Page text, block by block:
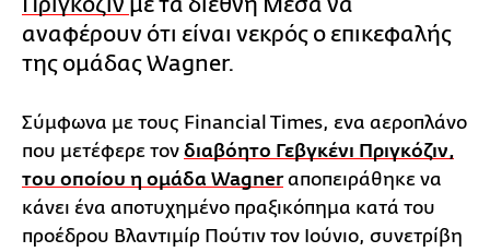
αναφέρουν ότι είναι νεκρός ο επικεφαλής
της ομάδας Wagner.
Σύμφωνα με τους Financial Times, ενα αεροπλάνο
που μετέφερε τον διαβόητο Γεβγκένι Πριγκόζιν,
του οποίου η ομάδα Wagnerαποπειράθηκε να
κάνει ένα αποτυχημένο πραξικόπημα κατά του
προέδρου Βλαντιμίρ Πούτιν τον Ιούνιο, συνετρίβη